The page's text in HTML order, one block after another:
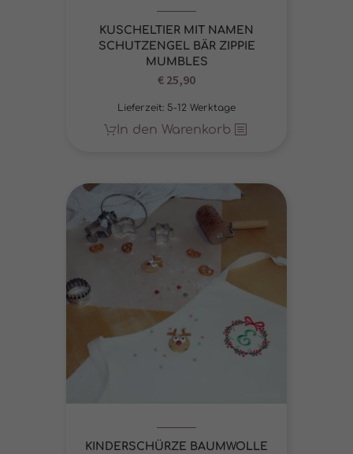
KUSCHELTIER MIT NAMEN
SCHUTZENGEL BÄR ZIPPIE
MUMBLES
€ 25,90
Lieferzeit: 5-12 Werktage
In den Warenkorb
KINDERSCHÜRZE BAUMWOLLE